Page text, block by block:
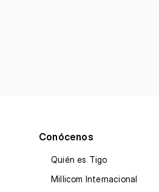
Conócenos
Quién es Tigo
Millicom Internacional